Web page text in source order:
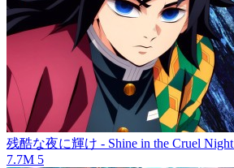
残酷な夜に輝け - Shine in the Cruel Night
7.7M 5